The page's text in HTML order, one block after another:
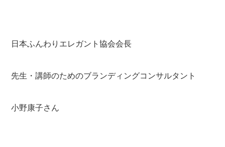
日本ふんわりエレガント協会会長
先生・講師のためのブランディングコンサルタント
小野康子さん